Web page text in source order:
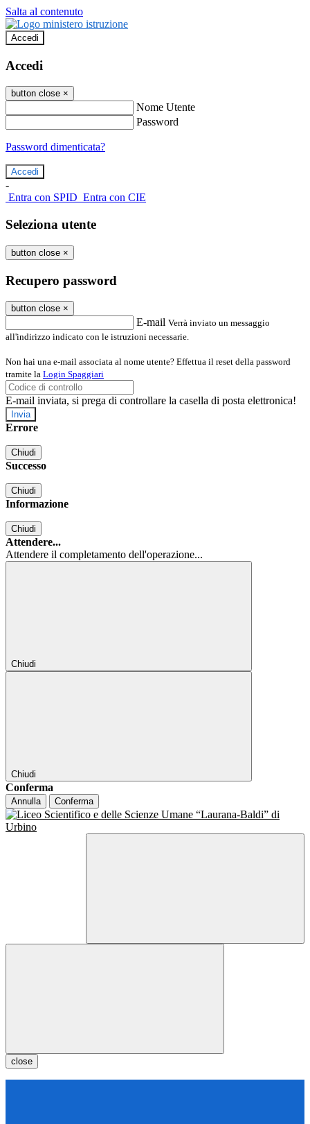
Salta al contenuto
Accedi
Accedi
button close ×
Nome Utente
Password
Password dimenticata?
-
Entra con SPID Entra con CIE
Seleziona utente
button close ×
Recupero password
button close ×
E-mail Verrà inviato un messaggio
all'indirizzo indicato con le istruzioni necessarie.
Non hai una e-mail associata al nome utente? Effettua il reset della password
tramite la Login Spaggiari
E-mail inviata, si prega di controllare la casella di posta elettronica!
Errore
Chiudi
Successo
Chiudi
Informazione
Chiudi
Attendere...
Attendere il completamento dell'operazione...
Chiudi
Chiudi
Conferma
Annulla Conferma
close